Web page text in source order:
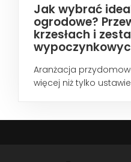
Jak wybrać
ogrodowe?
krzesłach i
Aranżacja
więcej niż tylko